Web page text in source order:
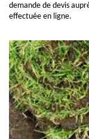
demande de devis
effectuée en ligne.